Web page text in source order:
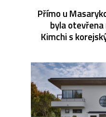
Přímo u
byla
Kimchi s